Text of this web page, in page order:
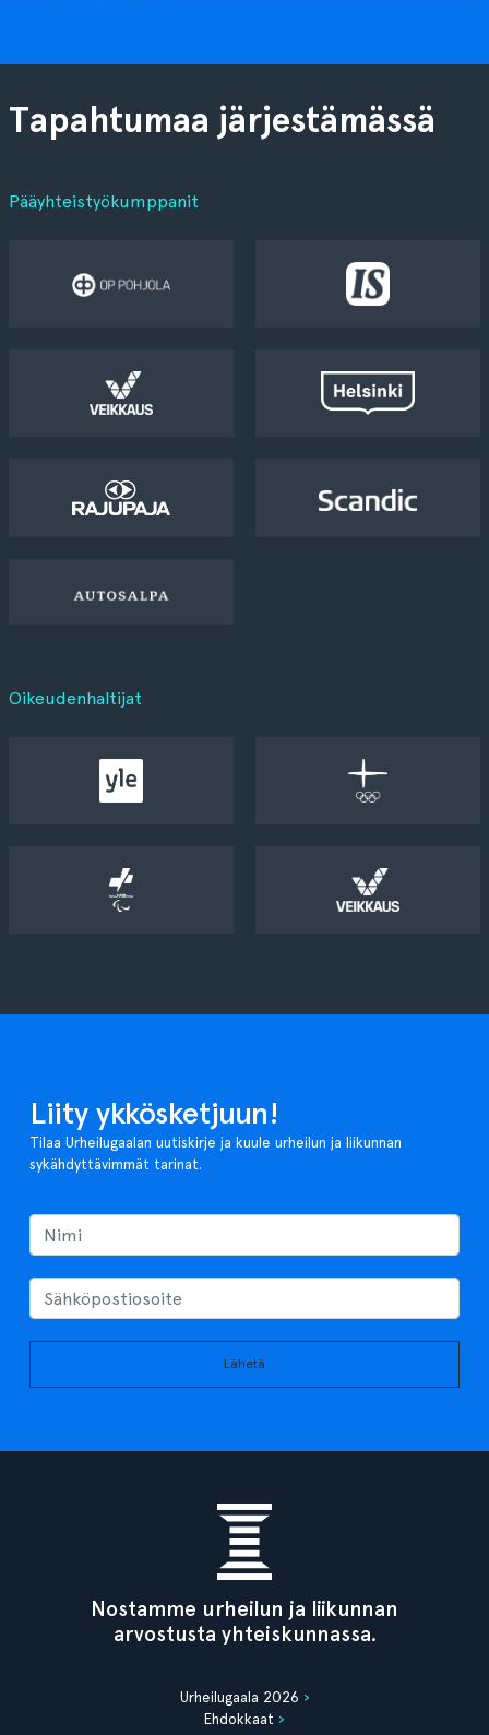
Tapahtumaa järjestämässä
Pääyhteistyökumppanit
Oikeudenhaltijat
Liity ykkösketjuun!
Tilaa Urheilugaalan uutiskirje ja kuule urheilun ja liikunnan
sykähdyttävimmät tarinat.
Lähetä
Nostamme urheilun ja liikunnan
arvostusta yhteiskunnassa.
Urheilugaala 2026
Ehdokkaat